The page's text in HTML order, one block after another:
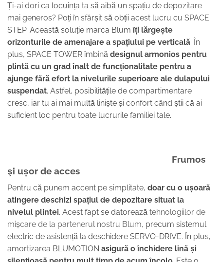
Ți-ai dori ca locuința ta să aibă un spațiu de depozitare
mai generos? Poți în sfârșit să obții acest lucru cu SPACE
STEP. Această soluție marca Blum îți lărgește
orizonturile de amenajare a spațiului pe verticală. În
plus, SPACE TOWER îmbină designul armonios pentru
plintă cu un grad înalt de funcționalitate pentru a
ajunge fără efort la nivelurile superioare ale dulapului
suspendat. Astfel, posibilitățile de compartimentare
cresc, iar tu ai mai multă liniște și confort când știi că ai
suficient loc pentru toate lucrurile familiei tale.
Frumos
şi ușor de acces
Pentru că punem accent pe simplitate, doar cu o ușoară
atingere deschizi spațiul de depozitare situat la
nivelul plintei. Acest fapt se datorează tehnologiilor de
mișcare de la partenerul nostru Blum, precum sistemul
electric de asistență la deschidere SERVO-DRIVE. În plus,
amortizarea BLUMOTION asigură o închidere lină și